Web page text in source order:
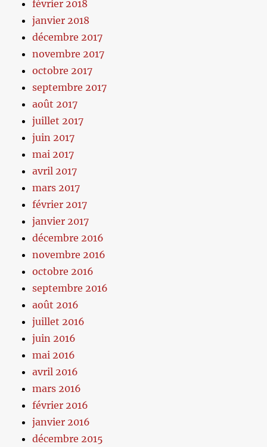
février 2018
janvier 2018
décembre 2017
novembre 2017
octobre 2017
septembre 2017
août 2017
juillet 2017
juin 2017
mai 2017
avril 2017
mars 2017
février 2017
janvier 2017
décembre 2016
novembre 2016
octobre 2016
septembre 2016
août 2016
juillet 2016
juin 2016
mai 2016
avril 2016
mars 2016
février 2016
janvier 2016
décembre 2015